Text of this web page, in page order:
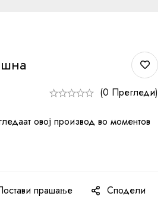
(0 Прегледи)
овој производ во моментов
прашање Сподели